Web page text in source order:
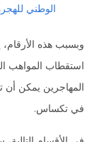
الوطني
وبسبب هذه
استقطاب المواهب
المهاجرين يمكن أن
في تكساس.